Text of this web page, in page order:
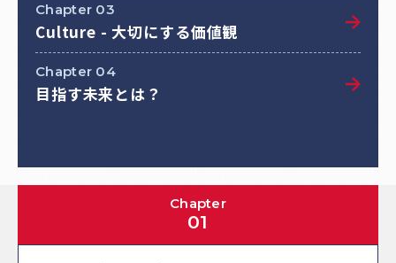
Chapter 03
Culture - 大切にする価値観
Chapter 04
目指す未来とは？
Chapter
01